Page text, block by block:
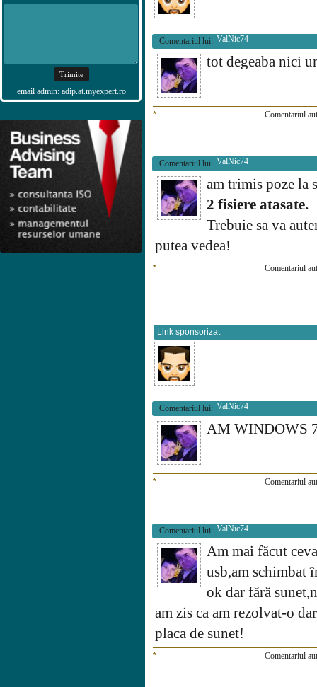
email admin: adip.at.myexpert.ro
Comentariul lui: ValNic74
tot degeaba nici
* Comentariul
Comentariul lui: ValNic74
am trimis poze
2 fisiere atasate.
Trebuie sa va
putea vedea!
* Comentariul
Link sponsorizat
Comentariul lui: ValNic74
AM WINDOWS
* Comentariul
Comentariul lui: ValNic74
Am mai făcut
usb,am schimbat
ok dar fără
am zis ca am rezolvat-o
placa de sunet!
* Comentariul